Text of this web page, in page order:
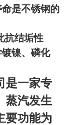
是不锈钢的
抗结垢性
镍、磷化
是一家专
蒸汽发生
要功能为